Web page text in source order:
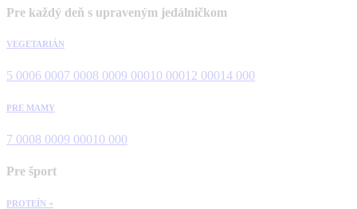
Pre každý deň s upraveným jedálničkom
VEGETARIÁN
5 0006 0007 0008 0009 00010 00012 00014 000
PRE MAMY
7 0008 0009 00010 000
Pre šport
PROTEÍN +